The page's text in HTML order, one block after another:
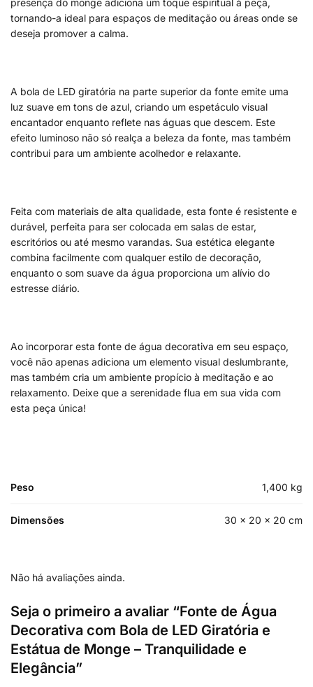
presença do monge adiciona um toque espiritual à peça,
tornando-a ideal para espaços de meditação ou áreas onde se
deseja promover a calma.
A bola de LED giratória na parte superior da fonte emite uma
luz suave em tons de azul, criando um espetáculo visual
encantador enquanto reflete nas águas que descem. Este
efeito luminoso não só realça a beleza da fonte, mas também
contribui para um ambiente acolhedor e relaxante.
Feita com materiais de alta qualidade, esta fonte é resistente e
durável, perfeita para ser colocada em salas de estar,
escritórios ou até mesmo varandas. Sua estética elegante
combina facilmente com qualquer estilo de decoração,
enquanto o som suave da água proporciona um alívio do
estresse diário.
Ao incorporar esta fonte de água decorativa em seu espaço,
você não apenas adiciona um elemento visual deslumbrante,
mas também cria um ambiente propício à meditação e ao
relaxamento. Deixe que a serenidade flua em sua vida com
esta peça única!
Peso 1,400 kg
Dimensões 30 × 20 × 20 cm
Não há avaliações ainda.
Seja o primeiro a avaliar “Fonte de Água
Decorativa com Bola de LED Giratória e
Estátua de Monge – Tranquilidade e
Elegância”